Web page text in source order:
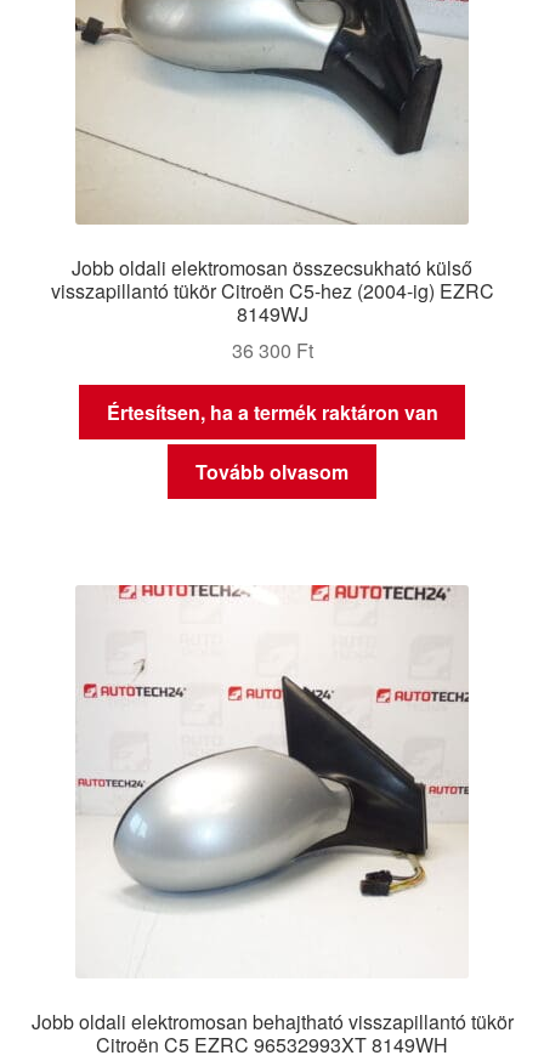
Jobb oldali elektromosan összecsukható külső
visszapillantó tükör Citroën C5-hez (2004-ig) EZRC
8149WJ
36 300 Ft
Értesítsen, ha a termék raktáron van
Tovább olvasom
Jobb oldali elektromosan behajtható visszapillantó tükör
Citroën C5 EZRC 96532993XT 8149WH